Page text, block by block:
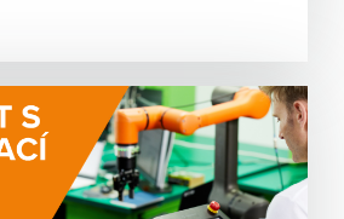
rozdílné zkušenosti operátorů